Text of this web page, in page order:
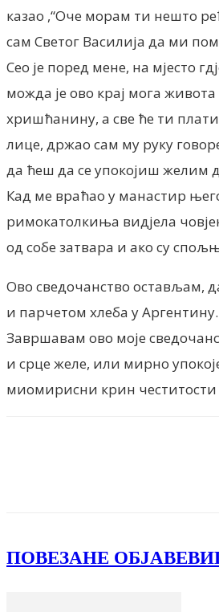
казао ,“Оче морам ти нешто
сам Светог Василија да ми
Сeо је поред мене, на мјесто
можда је ово крај мога
хришћанину, а све ће ти
лице, држао сам му руку
да ћеш да се упокојиш желим
Кад ме враћао у манастир
римокатолкиња видјела
од собе затвара и ако су
Ово сведочанство остављам,
и парчетом хлеба у
Завршавам ово моје
и срце желе, или мирно
миомирисни крин честитости
ПОВЕЗАНЕ ОБЈАВЕ